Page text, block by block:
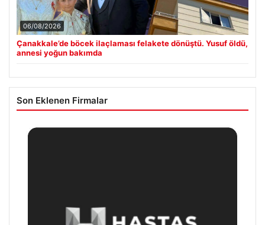
06/08/2026
Çanakkale’de böcek ilaçlaması felakete dönüştü. Yusuf öldü,
annesi yoğun bakımda
Son Eklenen Firmalar